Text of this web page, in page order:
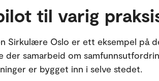
til varig
Sirkulære Oslo er ett eksempel på
der samarbeid om
er bygget inn i selve stedet.